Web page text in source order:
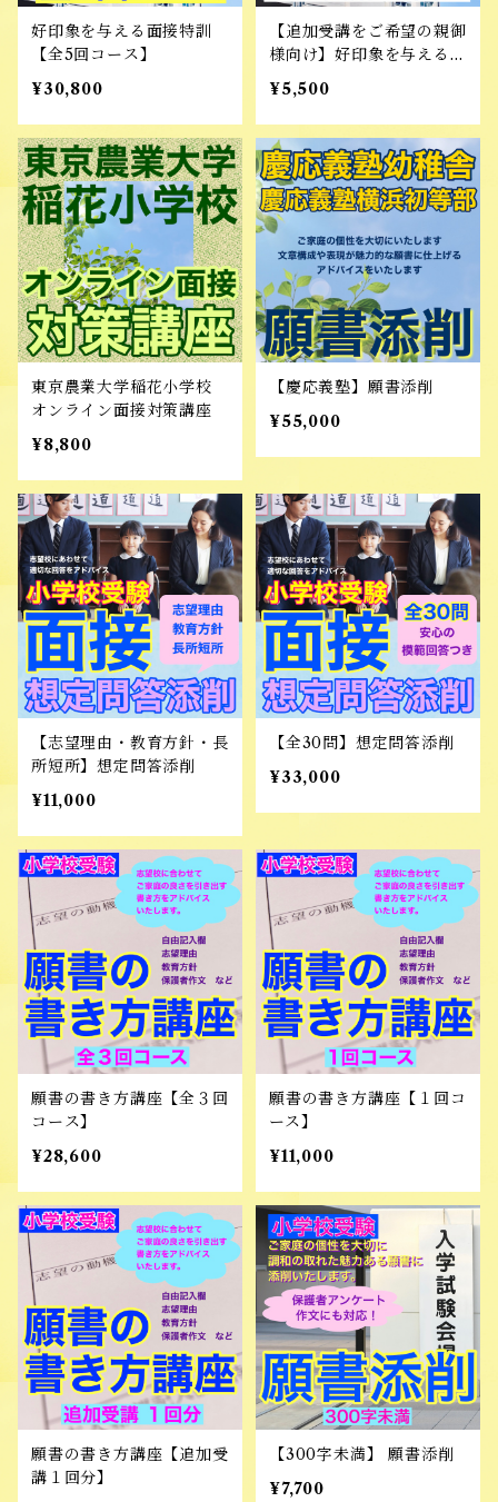
好印象を与える面接特訓
【全5回コース】
¥30,800
【追加受講をご希望の親御
様向け】好印象を与える面
接特訓 追加受講 1回分
¥5,500
東京農業大学稲花小学校
オンライン面接対策講座
¥8,800
【慶応義塾】願書添削
¥55,000
【志望理由・教育方針・長
所短所】想定問答添削
¥11,000
【全30問】想定問答添削
¥33,000
願書の書き方講座【全３回
コース】
¥28,600
願書の書き方講座【１回コ
ース】
¥11,000
願書の書き方講座【追加受
講１回分】
【300字未満】 願書添削
¥7,700